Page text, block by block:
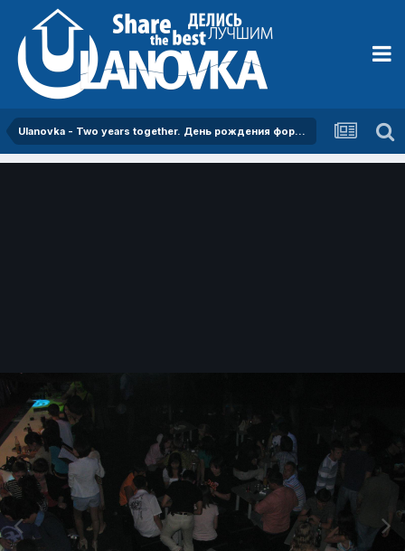
Ulanovka - Two years together. День рождения форума